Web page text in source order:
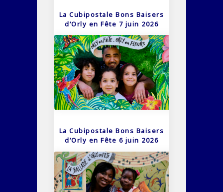
La Cubipostale Bons Baisers
d’Orly en Fête 7 juin 2026
La Cubipostale Bons Baisers
d’Orly en Fête 6 juin 2026